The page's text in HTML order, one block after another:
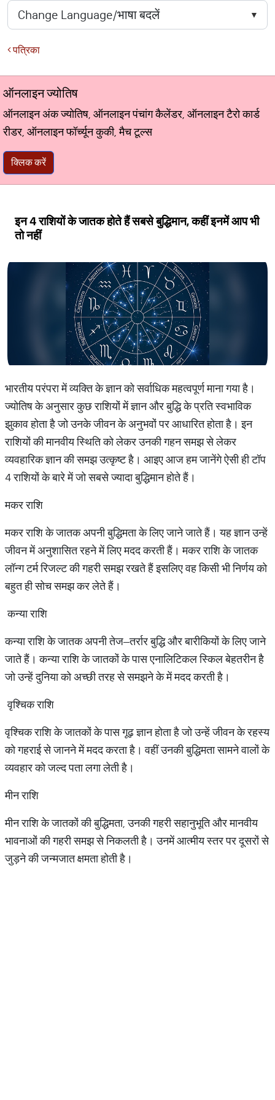
पत्रिका
ऑनलाइन ज्योतिष
ऑनलाइन अंक ज्योतिष, ऑनलाइन पंचांग कैलेंडर, ऑनलाइन टैरो कार्ड
रीडर, ऑनलाइन फॉर्च्यून कुकी, मैच टूल्स
क्लिक करें
इन 4 राशियों के जातक होते हैं सबसे बुद्धिमान, कहीं इनमें आप भी
तो नहीं
भारतीय परंपरा में व्यक्ति के ज्ञान को सर्वाधिक महत्वपूर्ण माना गया है।
ज्योतिष के अनुसार कुछ राशियों में ज्ञान और बुद्धि के प्रति स्वभाविक
झुकाव होता है जो उनके जीवन के अनुभवों पर आधारित होता है। इन
राशियों की मानवीय स्थिति को लेकर उनकी गहन समझ से लेकर
व्यवहारिक ज्ञान की समझ उत्कृष्ट है। आइए आज हम जानेंगे ऐसी ही टॉप
4 राशियों के बारे में जो सबसे ज्यादा बुद्धिमान होते हैं।
मकर राशि
मकर राशि के जातक अपनी बुद्धिमता के लिए जाने जाते हैं। यह ज्ञान उन्हें
जीवन में अनुशासित रहने में लिए मदद करती हैं। मकर राशि के जातक
लॉन्ग टर्म रिजल्ट की गहरी समझ रखते हैं इसलिए वह किसी भी निर्णय को
बहुत ही सोच समझ कर लेते हैं।
कन्या राशि
कन्या राशि के जातक अपनी तेज–तर्रार बुद्धि और बारीकियों के लिए जाने
जाते हैं। कन्या राशि के जातकों के पास एनालिटिकल स्किल बेहतरीन है
जो उन्हें दुनिया को अच्छी तरह से समझने के में मदद करती है।
वृश्चिक राशि
वृश्चिक राशि के जातकों के पास गूढ़ ज्ञान होता है जो उन्हें जीवन के रहस्य
को गहराई से जानने में मदद करता है। वहीं उनकी बुद्धिमता सामने वालों के
व्यवहार को जल्द पता लगा लेती है।
मीन राशि
मीन राशि के जातकों की बुद्धिमता, उनकी गहरी सहानुभूति और मानवीय
भावनाओं की गहरी समझ से निकलती है। उनमें आत्मीय स्तर पर दूसरों से
जुड़ने की जन्मजात क्षमता होती है।